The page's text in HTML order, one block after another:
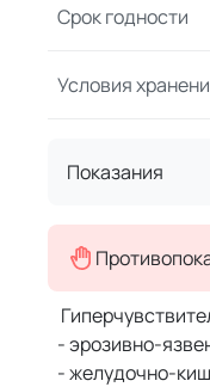
Срок годности
Условия
Показания
- эрозивно-
- желудочно-